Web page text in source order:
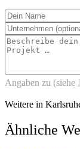
Angaben zu (siehe
Weitere in
Ähnliche